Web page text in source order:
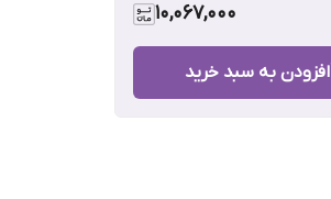
10,067,000
افزودن به سبد خرید